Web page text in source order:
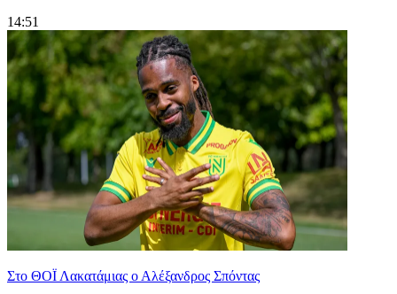
14:51
Στο ΘΟΪ Λακατάμιας ο Αλέξανδρος Σπόντας